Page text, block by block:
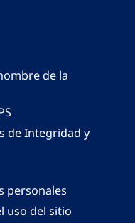
de la
de Integridad y
personales
uso del sitio